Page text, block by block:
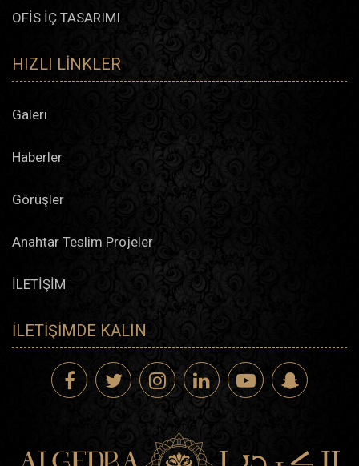
OFİS İÇ TASARIMI
HIZLI LINKLER
Galeri
Haberler
Görüşler
Anahtar Teslim Projeler
İLETİŞİM
İLETIŞIMDE KALIN